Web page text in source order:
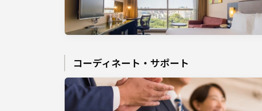
コーディネート・サポート